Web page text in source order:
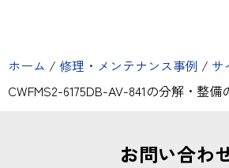
ホーム / 修理・メンテナンス事例 / サ
CWFMS2-6175DB-AV-841の分解・整備
お問い合わ